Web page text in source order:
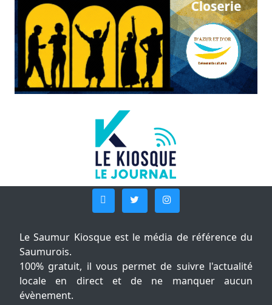
Le Saumur Kiosque est le média de référence du
Saumurois.
100% gratuit, il vous permet de suivre l'actualité
locale en direct et de ne manquer aucun
évènement.